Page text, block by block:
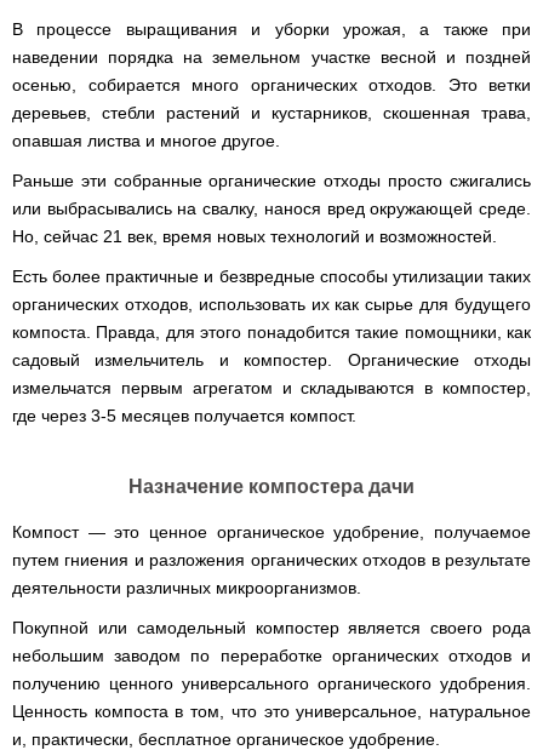
В процессе выращивания и уборки урожая, а также при
наведении порядка на земельном участке весной и поздней
осенью, собирается много органических отходов. Это ветки
деревьев, стебли растений и кустарников, скошенная трава,
опавшая листва и многое другое.
Раньше эти собранные органические отходы просто сжигались
или выбрасывались на свалку, нанося вред окружающей среде.
Но, сейчас 21 век, время новых технологий и возможностей.
Есть более практичные и безвредные способы утилизации таких
органических отходов, использовать их как сырье для будущего
компоста. Правда, для этого понадобится такие помощники, как
садовый измельчитель и компостер. Органические отходы
измельчатся первым агрегатом и складываются в компостер,
где через 3-5 месяцев получается компост.
Назначение компостера дачи
Компост — это ценное органическое удобрение, получаемое
путем гниения и разложения органических отходов в результате
деятельности различных микроорганизмов.
Покупной или самодельный компостер является своего рода
небольшим заводом по переработке органических отходов и
получению ценного универсального органического удобрения.
Ценность компоста в том, что это универсальное, натуральное
и, практически, бесплатное органическое удобрение.
Бойлеры
EWT
Clima
Runde
H
Горизонтальный
цилиндрический
с
мокрым
Бойлеры
EWT
Clima
Runde
V
Вертикальный
цилиндрический
водонагреватель
регулятором
мощности
Clima
Runde
Slim
H
Горизонтальный
цилиндрический
Помпы
для
точки
на
3)
Опрыскиватели
для
минитрактора,
мототрактора
Разбрасыватель
для
трактора,
мототрактора
для
мототрактора
трактора
Чеснокосажалки
трактора,
минитрактора,
мототрактора